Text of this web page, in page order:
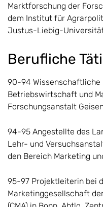
Marktforschung der
dem Institut für
Justus-Liebig-
Berufliche
90-94
Betriebswirtschaft und
Forschungsanstalt
94-95 Angestellte des
Lehr- und
den Bereich Marketing
95-97 Projektleiterin bei
Marketinggesellschaft